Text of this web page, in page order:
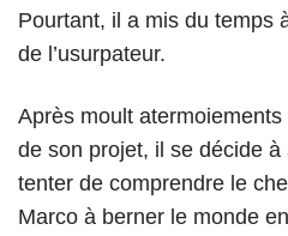
Pourtant, il a mis du temps
de l’usurpateur.
Après moult
de son projet, il se décide
tenter de comprendre le
Marco à berner le monde